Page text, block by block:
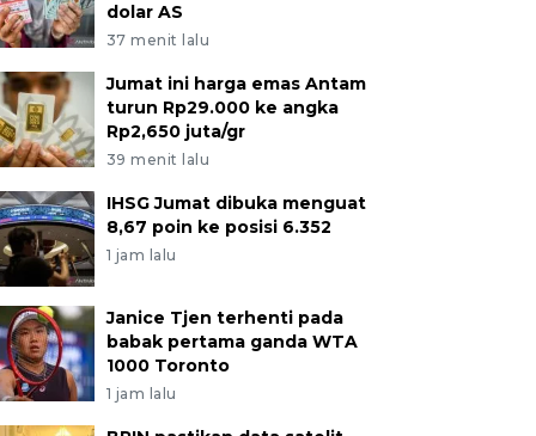
dolar AS
37 menit lalu
Jumat ini harga emas Antam
turun Rp29.000 ke angka
Rp2,650 juta/gr
39 menit lalu
IHSG Jumat dibuka menguat
8,67 poin ke posisi 6.352
1 jam lalu
Janice Tjen terhenti pada
babak pertama ganda WTA
1000 Toronto
1 jam lalu